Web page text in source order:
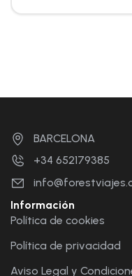
BARCELONA
+34 652179385
Información
Política de cookies
Política de privacidad
Aviso Legal y